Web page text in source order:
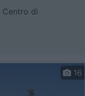
Centro di
16